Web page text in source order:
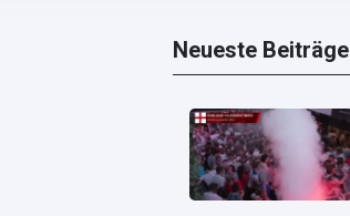
Neueste Beiträge